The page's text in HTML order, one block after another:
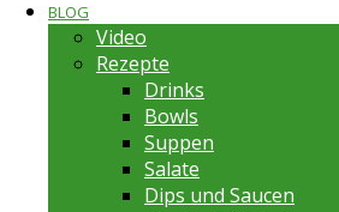
BLOG
Video
Rezepte
Drinks
Bowls
Suppen
Salate
Dips und Saucen